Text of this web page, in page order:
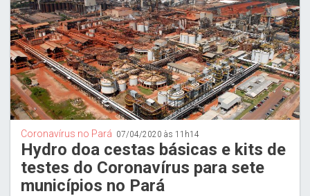
Coronavírus no Pará 07/04/2020 às 11h14
Hydro doa cestas básicas e kits de
testes do Coronavírus para sete
municípios no Pará